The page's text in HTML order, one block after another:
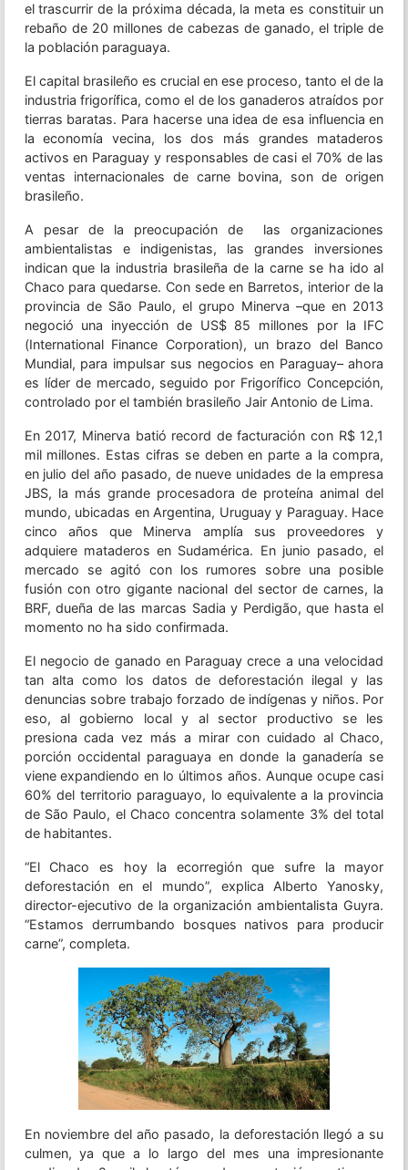
el trascurrir de la próxima década, la meta es constituir un
rebaño de 20 millones de cabezas de ganado, el triple de
la población paraguaya.
El capital brasileño es crucial en ese proceso, tanto el de la
industria frigorífica, como el de los ganaderos atraídos por
tierras baratas. Para hacerse una idea de esa influencia en
la economía vecina, los dos más grandes mataderos
activos en Paraguay y responsables de casi el 70% de las
ventas internacionales de carne bovina, son de origen
brasileño.
A pesar de la preocupación de las organizaciones
ambientalistas e indigenistas, las grandes inversiones
indican que la industria brasileña de la carne se ha ido al
Chaco para quedarse. Con sede en Barretos, interior de la
provincia de São Paulo, el grupo Minerva –que en 2013
negoció una inyección de US$ 85 millones por la IFC
(International Finance Corporation), un brazo del Banco
Mundial, para impulsar sus negocios en Paraguay– ahora
es líder de mercado, seguido por Frigorífico Concepción,
controlado por el también brasileño Jair Antonio de Lima.
En 2017, Minerva batió record de facturación con R$ 12,1
mil millones. Estas cifras se deben en parte a la compra,
en julio del año pasado, de nueve unidades de la empresa
JBS, la más grande procesadora de proteína animal del
mundo, ubicadas en Argentina, Uruguay y Paraguay. Hace
cinco años que Minerva amplía sus proveedores y
adquiere mataderos en Sudamérica. En junio pasado, el
mercado se agitó con los rumores sobre una posible
fusión con otro gigante nacional del sector de carnes, la
BRF, dueña de las marcas Sadia y Perdigão, que hasta el
momento no ha sido confirmada.
El negocio de ganado en Paraguay crece a una velocidad
tan alta como los datos de deforestación ilegal y las
denuncias sobre trabajo forzado de indígenas y niños. Por
eso, al gobierno local y al sector productivo se les
presiona cada vez más a mirar con cuidado al Chaco,
porción occidental paraguaya en donde la ganadería se
viene expandiendo en lo últimos años. Aunque ocupe casi
60% del territorio paraguayo, lo equivalente a la provincia
de São Paulo, el Chaco concentra solamente 3% del total
de habitantes.
“El Chaco es hoy la ecorregión que sufre la mayor
deforestación en el mundo”, explica Alberto Yanosky,
director-ejecutivo de la organización ambientalista Guyra.
“Estamos derrumbando bosques nativos para producir
carne”, completa.
En noviembre del año pasado, la deforestación llegó a su
culmen, ya que a lo largo del mes una impresionante